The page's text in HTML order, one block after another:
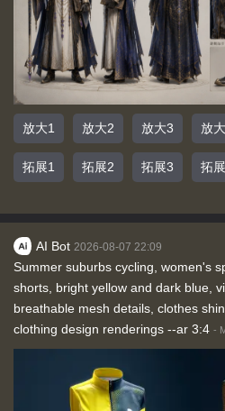
放大1 放大2 放大3 放
拓展1 拓展2 拓展3 拓
AI Bot 2026-08-07 22:09
Summer suburbs cycling, women's
shorts, bright yellow and dark blue,
breathable mesh details, clothes
clothing design renderings --ar 3:4 -